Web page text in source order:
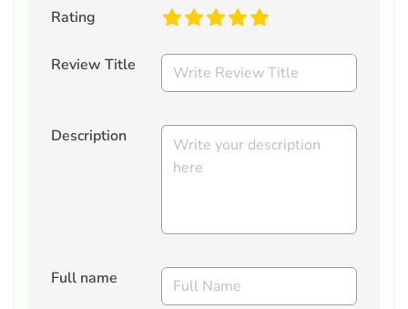
Rating
Review Title
Description
Full name